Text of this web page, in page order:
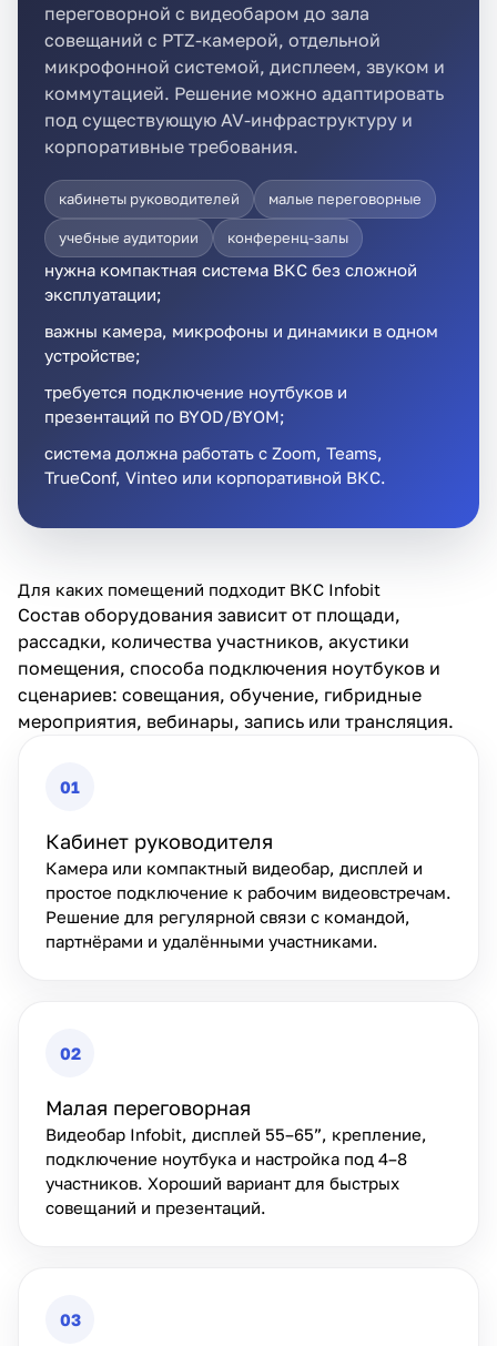
переговорной с видеобаром до зала
совещаний с PTZ-камерой, отдельной
микрофонной системой, дисплеем, звуком и
коммутацией. Решение можно адаптировать
под существующую AV-инфраструктуру и
корпоративные требования.
кабинеты руководителей малые переговорные
учебные аудитории конференц-залы
нужна компактная система ВКС без сложной
эксплуатации;
важны камера, микрофоны и динамики в одном
устройстве;
требуется подключение ноутбуков и
презентаций по BYOD/BYOM;
система должна работать с Zoom, Teams,
TrueConf, Vinteo или корпоративной ВКС.
Для каких помещений подходит ВКС Infobit
Состав оборудования зависит от площади,
рассадки, количества участников, акустики
помещения, способа подключения ноутбуков и
сценариев: совещания, обучение, гибридные
мероприятия, вебинары, запись или трансляция.
01
Кабинет руководителя
Камера или компактный видеобар, дисплей и
простое подключение к рабочим видеовстречам.
Решение для регулярной связи с командой,
партнёрами и удалёнными участниками.
02
Малая переговорная
Видеобар Infobit, дисплей 55–65”, крепление,
подключение ноутбука и настройка под 4–8
участников. Хороший вариант для быстрых
совещаний и презентаций.
03